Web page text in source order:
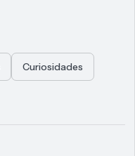
Curiosidades